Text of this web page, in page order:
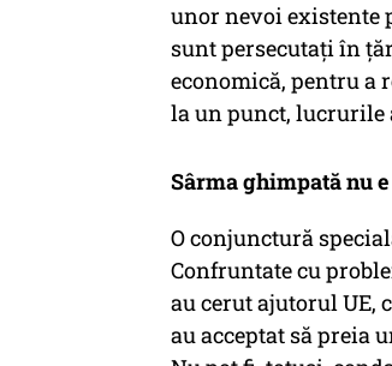
unor nevoi existente
sunt persecutați în
economică, pentru a
la un punct, lucrurile
Sârma ghimpată nu
O conjunctură
Confruntate cu
au cerut ajutorul UE,
au acceptat să preia